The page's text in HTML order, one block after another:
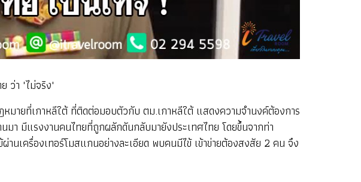
ว่า "ไม่จริง"
มายที่เกาหลีใต้ ที่ติดต่อมอบตัวกับ ตม.เกาหลีใต้ แสดงความจำนงค์ต้องการ
มา มีแรงงานคนไทยที่ถูกผลักดันกลับมายังประเทศไทย โดยขึ้นจากท่า
นเครื่องเทอร์โมสแกนอย่างละเอียด พบคนมีไข้ เข้าข่ายต้องสงสัย 2 คน จึง